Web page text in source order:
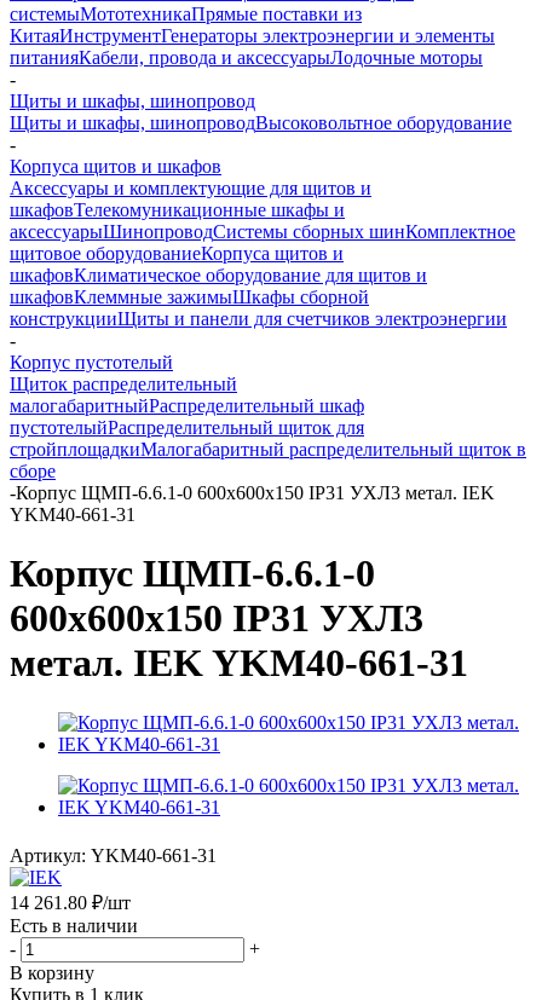
системыМототехникаПрямые поставки из
КитаяИнструментГенераторы электроэнергии и элементы
питанияКабели, провода и аксессуарыЛодочные моторы
-
Щиты и шкафы, шинопровод
Щиты и шкафы, шинопроводВысоковольтное оборудование
-
Корпуса щитов и шкафов
Аксессуары и комплектующие для щитов и
шкафовТелекомуникационные шкафы и
аксессуарыШинопроводСистемы сборных шинКомплектное
щитовое оборудованиеКорпуса щитов и
шкафовКлиматическое оборудование для щитов и
шкафовКлеммные зажимыШкафы сборной
конструкцииЩиты и панели для счетчиков электроэнергии
-
Корпус пустотелый
Щиток распределительный
малогабаритныйРаспределительный шкаф
пустотелыйРаспределительный щиток для
стройплощадкиМалогабаритный распределительный щиток в
сборе
-Корпус ЩМП-6.6.1-0 600х600х150 IP31 УХЛ3 метал. IEK
YKM40-661-31
Корпус ЩМП-6.6.1-0
600х600х150 IP31 УХЛ3
метал. IEK YKM40-661-31
Артикул: YKM40-661-31
14 261.80 ₽/шт
Есть в наличии
-
+
В корзину
Купить в 1 клик